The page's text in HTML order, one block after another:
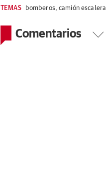
TEMAS bomberos,camión escalera
Comentarios